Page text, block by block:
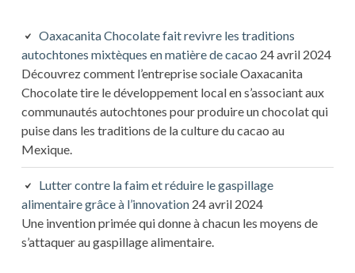
Oaxacanita Chocolate fait revivre les traditions
autochtones mixtèques en matière de cacao 24 avril 2024
Découvrez comment l’entreprise sociale Oaxacanita
Chocolate tire le développement local en s’associant aux
communautés autochtones pour produire un chocolat qui
puise dans les traditions de la culture du cacao au
Mexique.
Lutter contre la faim et réduire le gaspillage
alimentaire grâce à l’innovation 24 avril 2024
Une invention primée qui donne à chacun les moyens de
s’attaquer au gaspillage alimentaire.